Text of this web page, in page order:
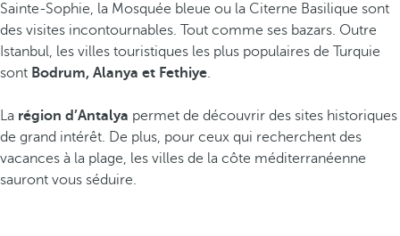
Sainte-Sophie, la Mosquée bleue ou la Citerne Basilique sont
des visites incontournables. Tout comme ses bazars. Outre
Istanbul, les villes touristiques les plus populaires de Turquie
sont Bodrum, Alanya et Fethiye.
La région d’Antalya permet de découvrir des sites historiques
de grand intérêt. De plus, pour ceux qui recherchent des
vacances à la plage, les villes de la côte méditerranéenne
sauront vous séduire.